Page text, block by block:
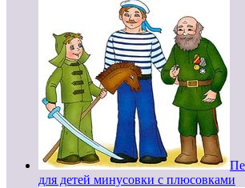
для детей минусовки с плюсовками